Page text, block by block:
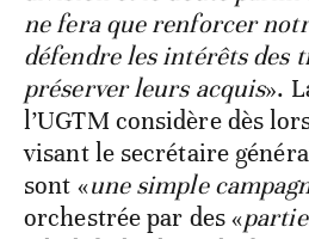
ne fera que renforcer
défendre les intérêts des
préserver leurs acquis».
l’UGTM considère dès
visant le secrétaire
sont «une simple
orchestrée par des «